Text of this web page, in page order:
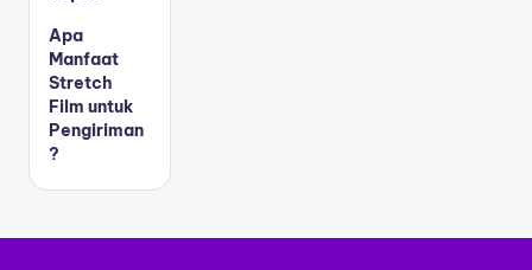
Apa
Manfaat
Stretch
Film untuk
Pengiriman
?